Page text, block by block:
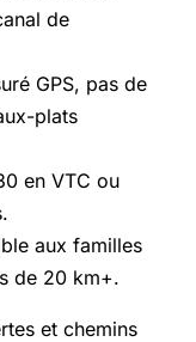
de
GPS, pas de
plats
en VTC ou
aux familles
de 20 km+.
et chemins